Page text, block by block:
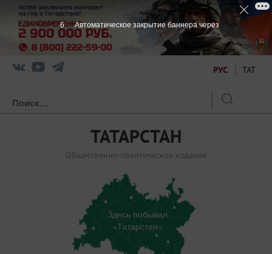
РУС ТАТ
ТАТАРСТАН
Общественно-политическое издание
Здесь побывал
«Татарстан»
5 Автоматическое закрытие баннера через